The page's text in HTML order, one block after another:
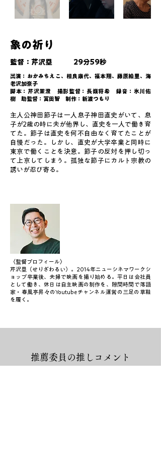
象の祈り
監督：芹沢塁 29分59秒
出演：おかみちえこ、相良康代、福本翔、藤原絵里、海
老沢加奈子
脚本：芹沢茉澄 撮影監督：長嶺将希 録音：氷川佑
樹 助監督：冨田智 制作：新渡つもり
主人公神田節子は一人息子神田直史がいて、息
子が2歳の時に夫が他界し、直史を一人で働き育
てた。節子は直史を何不自由なく育てたことが
自慢だった。しかし、直史が大学卒業と同時に
東京で働くことを決意。節子の反対を押し切っ
て上京してしまう。孤独な節子にカルト宗教の
誘いが忍び寄る。
〈監督プロフィール〉
芹沢塁（せりざわるい）。2014年ニューシネマワークシ
ョップ卒業後、夫婦で映画を撮り始める。平日は会社員
として働き、休日は自主映画の制作を、隙間時間で落語
家・春風亭昇々のYoutubeチャンネル運営の三足の草鞋
を履く。
推薦委員の推しコメント